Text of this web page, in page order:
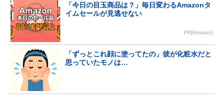
「今日の目玉商品は？」毎日変わるAmazonタ
イムセールが見逃せない
PR(Amazon)
「ずっとこれ顔に塗ってたの」彼が化粧水だと
思っていたモノは…